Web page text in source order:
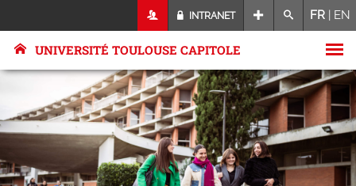
INTRANET FR | EN
UNIVERSITÉ TOULOUSE CAPITOLE